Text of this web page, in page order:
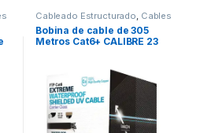
Cableado Estructurado Cables
Bobina de cable de 305
Metros Cat6+ CALIBRE 23
UL, color Negro,